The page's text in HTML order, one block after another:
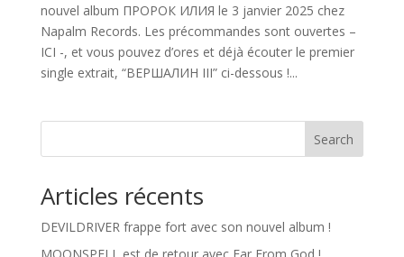
nouvel album ПРОРОК ИЛИЯ le 3 janvier 2025 chez
Napalm Records. Les précommandes sont ouvertes –
ICI -, et vous pouvez d’ores et déjà écouter le premier
single extrait, “ВЕРШАЛИН III” ci-dessous !...
Search
Articles récents
DEVILDRIVER frappe fort avec son nouvel album !